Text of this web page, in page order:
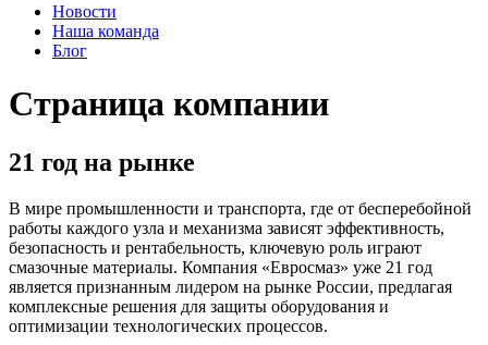
Новости
Наша команда
Блог
Страница компании
21 год на рынке
В мире промышленности и транспорта, где от бесперебойной
работы каждого узла и механизма зависят эффективность,
безопасность и рентабельность, ключевую роль играют
смазочные материалы. Компания «Евросмаз» уже 21 год
является признанным лидером на рынке России, предлагая
комплексные решения для защиты оборудования и
оптимизации технологических процессов.